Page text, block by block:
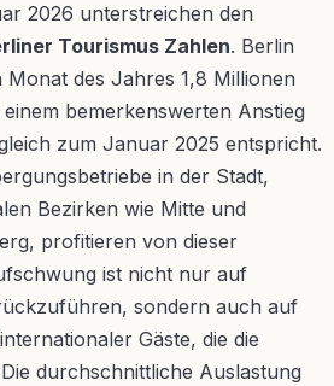
2026 unterstreichen den
Tourismus Zahlen. Berlin
des Jahres 1,8 Millionen
bemerkenswerten Anstieg
zum Januar 2025 entspricht.
in der Stadt,
Bezirken wie Mitte und
profitieren von dieser
ist nicht nur auf
sondern auch auf
Gäste, die die
durchschnittliche Auslastung